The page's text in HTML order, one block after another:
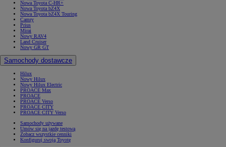
Nowa Toyota C-HR+
Nowa Toyota bZ4X
Nowa Toyota bZ4X Touring
Camry
Prius
Mirai
Nowy RAV4
Land Cruiser
Nowy GR GT
Samochody dostawcze
Hilux
Nowy Hilux
Nowy Hilux Electric
PROACE Max
PROACE
PROACE Verso
PROACE CITY
PROACE CITY Verso
Samochody używane
Umów się na jazdę testową
Zobacz wszystkie cenniki
Konfiguruj swoją Toyotę